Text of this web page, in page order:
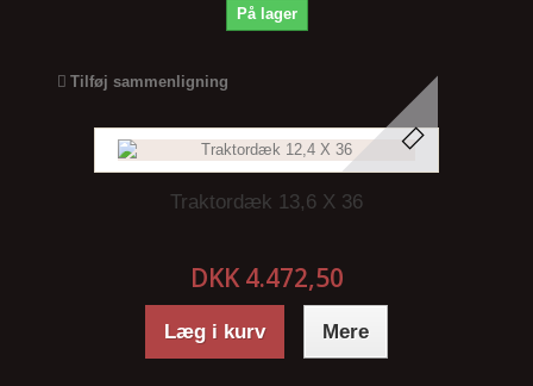
På lager
Tilføj sammenligning
Traktordæk 13,6 X 36
DKK 4.472,50
Læg i kurv Mere